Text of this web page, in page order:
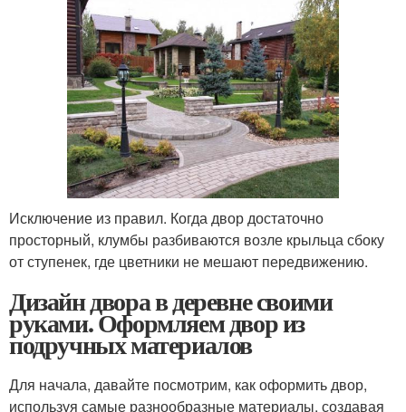
Исключение из правил. Когда двор достаточно
просторный, клумбы разбиваются возле крыльца сбоку
от ступенек, где цветники не мешают передвижению.
Дизайн двора в деревне своими
руками. Оформляем двор из
подручных материалов
Для начала, давайте посмотрим, как оформить двор,
используя самые разнообразные материалы, создавая